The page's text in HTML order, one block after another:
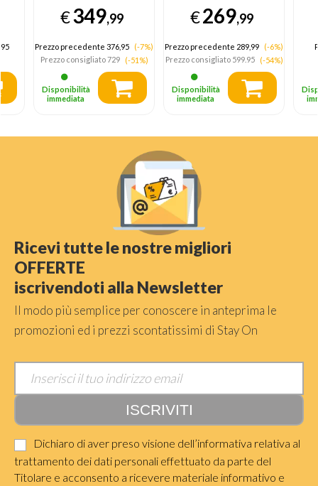
17 funzioni
Pizza310° Cook4
Steam+ classe A+
73Lt, Pirolisi +
Idrolisi
€349,99
Prezzo precedente 376,95
(-7%)
Prezzo consigliato729 (-51%)
Disponibilità
immediata
inossidabile
€269,99
Prezzo precedente 289,99
(-6%)
Prezzo consigliato599.95 (-54%)
Disponibilità
immediata
Ricevi tutte le nostre migliori
OFFERTE
iscrivendoti alla Newsletter
Il modo più semplice per conoscere in anteprima le
promozioni ed i prezzi scontatissimi di Stay On
Dichiaro di aver preso visione dell’informativa relativa al
trattamento dei dati personali effettuato da parte del
Titolare e acconsento a ricevere materiale informativo e